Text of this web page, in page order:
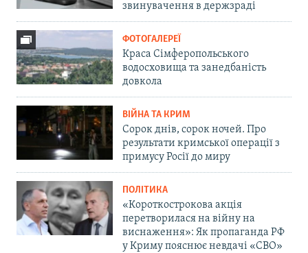
звинувачення в держзраді
ФОТОГАЛЕРЕЇ
Краса Сімферопольського
водосховища та занедбаність
довкола
ВІЙНА ТА КРИМ
Сорок днів, сорок ночей. Про
результати кримської операції з
примусу Росії до миру
ПОЛІТИКА
«Короткострокова акція
перетворилася на війну на
виснаження»: Як пропаганда РФ
у Криму пояснює невдачі «СВО»